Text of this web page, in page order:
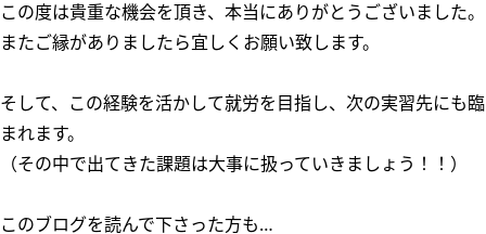
この度は貴重な機会を頂き、本当にありがとうございました。
またご縁がありましたら宜しくお願い致します。
そして、この経験を活かして就労を目指し、次の実習先にも臨
まれます。
（その中で出てきた課題は大事に扱っていきましょう！！）
このブログを読んで下さった方も…